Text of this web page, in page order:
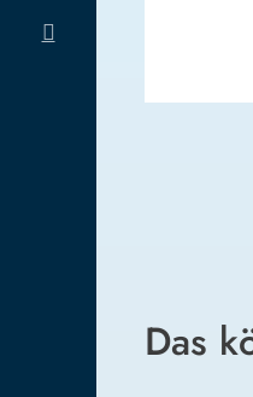
Das